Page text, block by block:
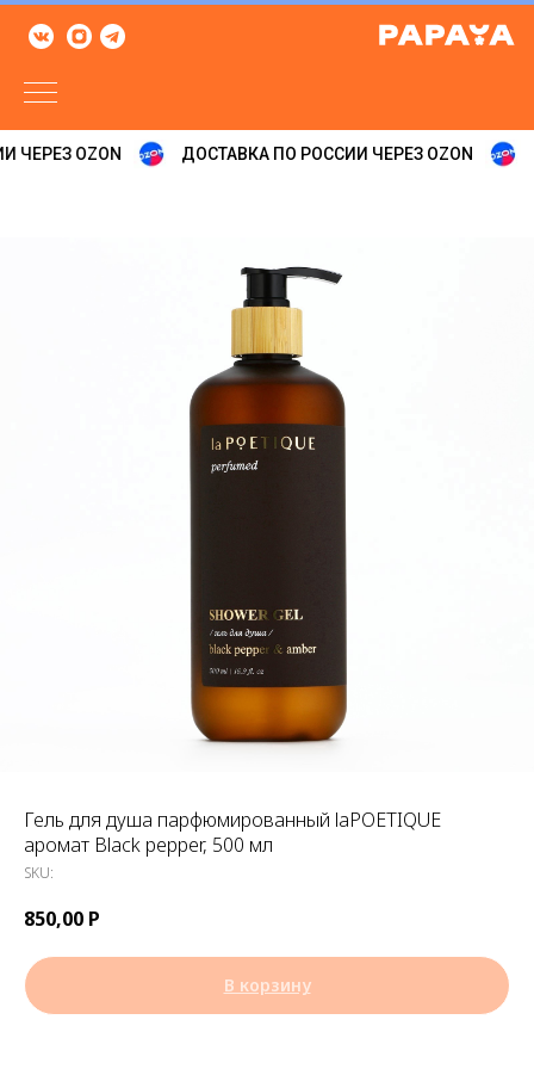
OZON ДОСТАВКА ПО РОССИИ ЧЕРЕЗ OZON
Гель для душа парфюмированный laPOETIQUE
аромат Black pepper, 500 мл
SKU:
850,00 Р
В корзину